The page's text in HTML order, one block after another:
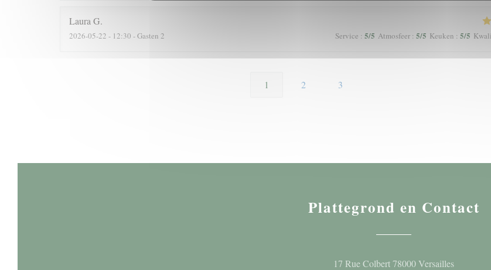
Laura G
2026-05-22 - 12:30 - Gasten 2 Service : 5/5 Atmosfeer: 5/5 Keuken : 5/5
1 2 3
Plattegrond en Contact
17 Rue Colbert 78000 Versailles((opent in